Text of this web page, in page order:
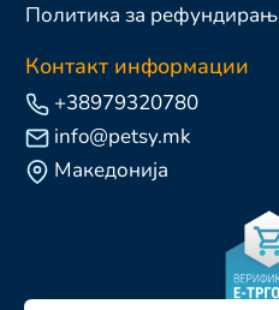
Политика за
Контакт информации
+38979320780
info@petsy.mk
Македонија